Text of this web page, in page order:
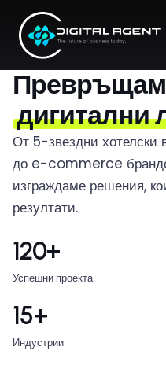
Премини
към
съдържанието
КЛИЕНТИ, КОИТО НИ
дигитални
От 5-звездни хотелски
до e-commerce
изграждаме решения,
резултати.
120+
Успешни проекта
15+
Индустрии